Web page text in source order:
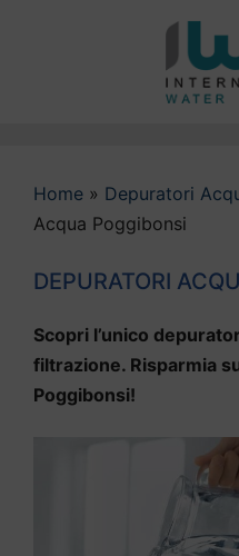
Home » Depuratori
Acqua Poggibonsi
DEPURATORI
Scopri l’unico
filtrazione. Risparmia
Poggibonsi!